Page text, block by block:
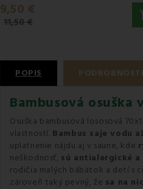
9,50 €
11,50 €
POPIS
Bambusová osuška
Osuška bambusová lososová
vlastností. Bambus saje vodu
uplatnenie nájdu aj v saune, kde
neškodnosť, sú antialergické
rodičia malých bábätok a detí s
zároveň taký pevný, že sa na